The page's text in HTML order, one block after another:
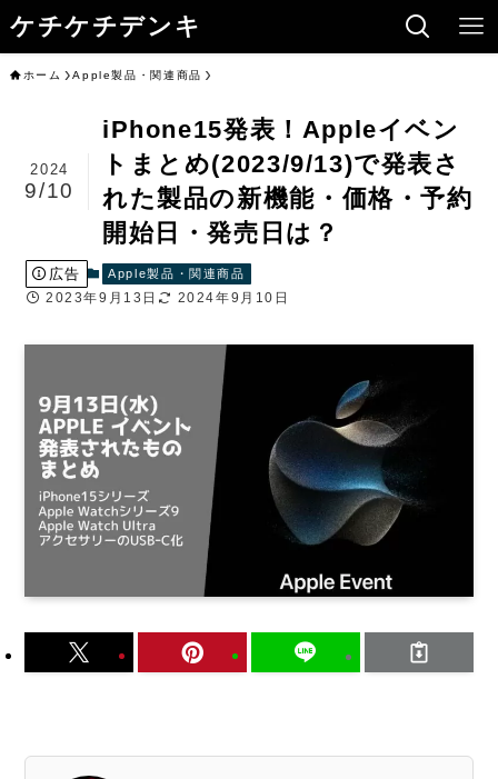
ケチケチデンキ
ホーム Apple製品・関連商品
iPhone15発表！Appleイベン
トまとめ(2023/9/13)で発表さ
れた製品の新機能・価格・予約
開始日・発売日は？
2024
9/10
広告 Apple製品・関連商品
2023年9月13日 2024年9月10日